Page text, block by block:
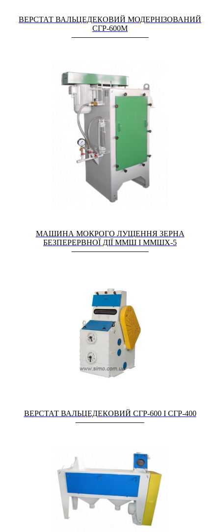
ВЕРСТАТ ВАЛЬЦЕДЕКОВИЙ МОДЕРНІЗОВАНИЙ
СГР-600М
МАШИНА МОКРОГО ЛУЩЕННЯ ЗЕРНА
БЕЗПЕРЕРВНОЇ ДІЇ ММШ І ММШХ-5
ВЕРСТАТ ВАЛЬЦЕДЕКОВИЙ СГР-600 І СГР-400